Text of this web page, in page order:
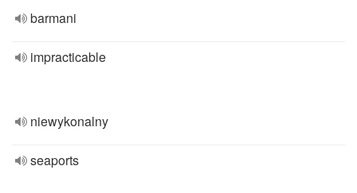
barmani
impracticable
niewykonalny
seaports